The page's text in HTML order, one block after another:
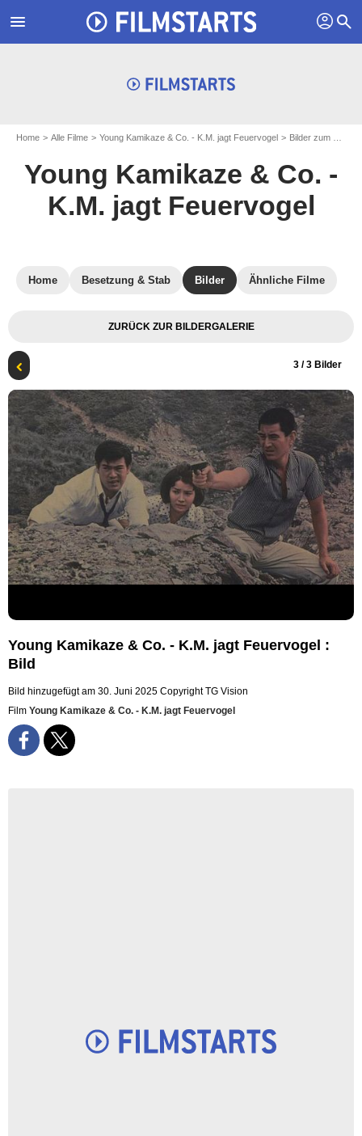
menu profil search
Home Alle Filme Young Kamikaze & Co. - K.M. jagt Feuervogel Bilder zum Filme Young Kamikaze & Co. - K.M. jagt Feuervogel
Young Kamikaze & Co. -
K.M. jagt Feuervogel
Home Besetzung & Stab Bilder Ähnliche Filme
ZURÜCK ZUR BILDERGALERIE
3 / 3 Bilder
Young Kamikaze & Co. - K.M. jagt Feuervogel :
Bild
Bild hinzugefügt am 30. Juni 2025 Copyright TG Vision
Film Young Kamikaze & Co. - K.M. jagt Feuervogel